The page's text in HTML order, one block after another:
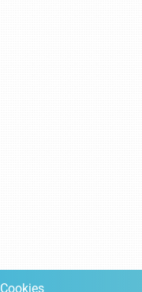
Cookies